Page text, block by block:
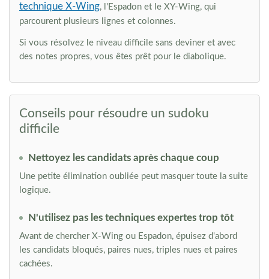
technique X-Wing, l'Espadon et le XY-Wing, qui
parcourent plusieurs lignes et colonnes.
Si vous résolvez le niveau difficile sans deviner et avec
des notes propres, vous êtes prêt pour le diabolique.
Conseils pour résoudre un sudoku
difficile
Nettoyez les candidats après chaque coup
Une petite élimination oubliée peut masquer toute la suite
logique.
N'utilisez pas les techniques expertes trop tôt
Avant de chercher X-Wing ou Espadon, épuisez d'abord
les candidats bloqués, paires nues, triples nues et paires
cachées.